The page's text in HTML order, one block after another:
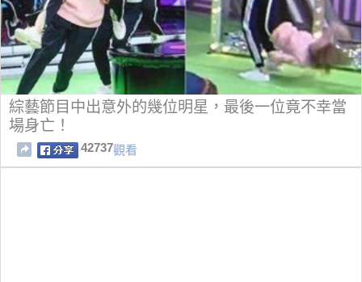
綜藝節目中出意外的幾位明星，最後一位竟不幸當
場身亡！
42737觀看